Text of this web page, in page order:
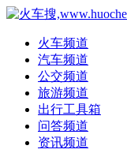
火车频道
汽车频道
公交频道
旅游频道
出行工具箱
问答频道
资讯频道